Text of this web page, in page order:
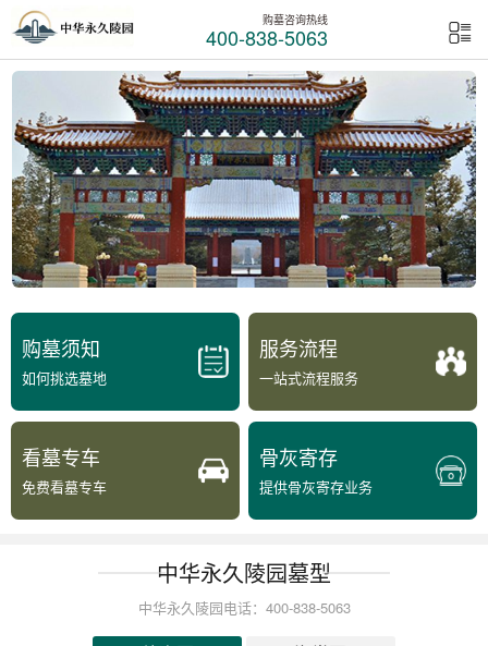
购墓咨询热线
400-838-5063
购墓须知
如何挑选墓地
服务流程
一站式流程服务
看墓专车
免费看墓专车
骨灰寄存
提供骨灰寄存业务
中华永久陵园墓型
中华永久陵园电话：400-838-5063